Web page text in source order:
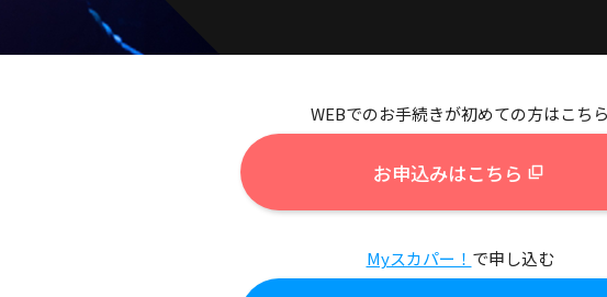
WEBでのお手続きが初めての方はこち
お申込みはこちら
Myスカパー！ で申し込む